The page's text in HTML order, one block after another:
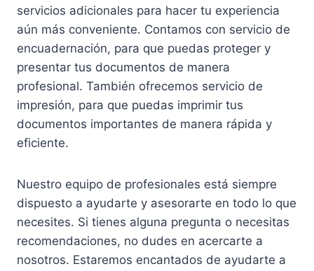
servicios adicionales para hacer tu experiencia
aún más conveniente. Contamos con servicio de
encuadernación, para que puedas proteger y
presentar tus documentos de manera
profesional. También ofrecemos servicio de
impresión, para que puedas imprimir tus
documentos importantes de manera rápida y
eficiente.
Nuestro equipo de profesionales está siempre
dispuesto a ayudarte y asesorarte en todo lo que
necesites. Si tienes alguna pregunta o necesitas
recomendaciones, no dudes en acercarte a
nosotros. Estaremos encantados de ayudarte a